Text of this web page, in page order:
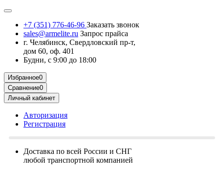
+7 (351) 776-46-96 Заказать звонок
sales@armelite.ru Запрос прайса
г. Челябинск, Свердловский пр-т,
дом 60, оф. 401
Будни, с 9:00 до 18:00
Избранное0
Сравнение0
Личный кабинет
Авторизация
Регистрация
Доставка по всей России и СНГ
любой транспортной компанией